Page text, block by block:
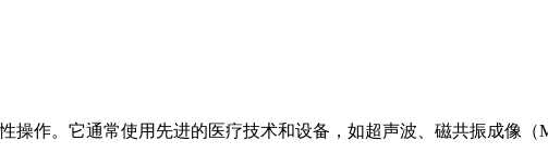
作。它通常使用先进的医疗技术和设备，如超声波、磁共振成像（